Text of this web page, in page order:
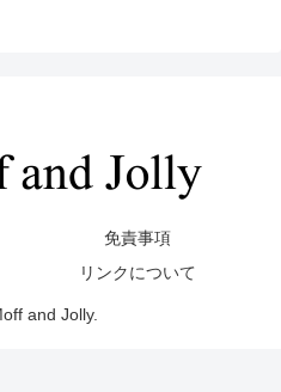
免責事項
リンクについて
and Jolly.